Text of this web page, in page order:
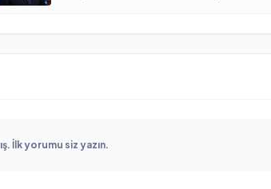
İlk yorumu siz yazın.